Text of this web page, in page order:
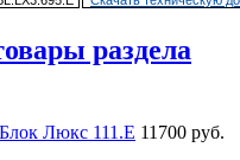
раздела
Люкс 111.E 11700 руб.